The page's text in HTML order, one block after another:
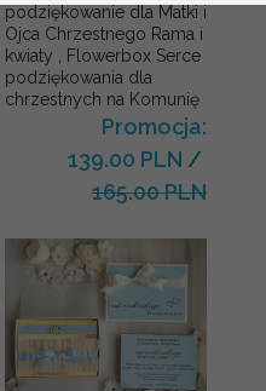
podziękowanie dla Matki i
Ojca Chrzestnego Rama i
kwiaty , Flowerbox Serce
podziękowania dla
chrzestnych na Komunię
Promocja:
139.00 PLN /
165.00 PLN